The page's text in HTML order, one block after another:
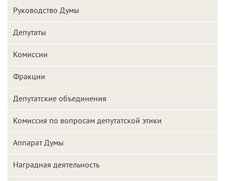
Руководство Думы
Депутаты
Комиссии
Фракции
Депутатские объединения
Комиссия по вопросам депутатской этики
Аппарат Думы
Наградная деятельность